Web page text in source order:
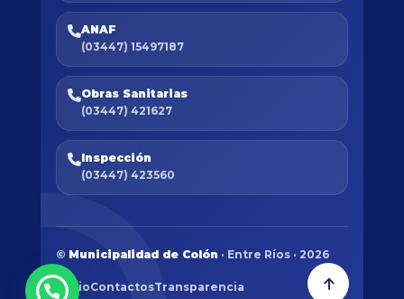
ANAF
(03447) 15497187
Obras Sanitarias
(03447) 421627
Inspección
(03447) 423560
© Municipalidad de Colón · Entre Ríos · 2026
InicioContactosTransparencia